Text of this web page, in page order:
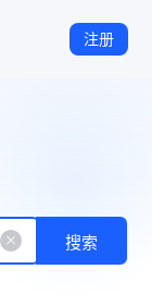
注册
搜索